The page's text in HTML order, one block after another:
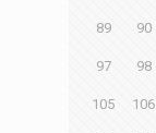
89 90
97 98
105 106